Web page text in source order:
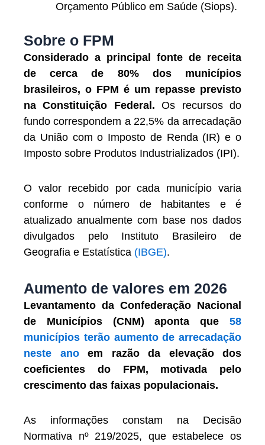
Orçamento Público em Saúde (Siops).
Sobre o FPM
Considerado a principal fonte de receita
de cerca de 80% dos municípios
brasileiros, o FPM é um repasse previsto
na Constituição Federal. Os recursos do
fundo correspondem a 22,5% da arrecadação
da União com o Imposto de Renda (IR) e o
Imposto sobre Produtos Industrializados (IPI).
O valor recebido por cada município varia
conforme o número de habitantes e é
atualizado anualmente com base nos dados
divulgados pelo Instituto Brasileiro de
Geografia e Estatística (IBGE).
Aumento de valores em 2026
Levantamento da Confederação Nacional
de Municípios (CNM) aponta que 58
municípios terão aumento de arrecadação
neste anoem razão da elevação dos
coeficientes do FPM, motivada pelo
crescimento das faixas populacionais.
As informações constam na Decisão
Normativa nº 219/2025, que estabelece os